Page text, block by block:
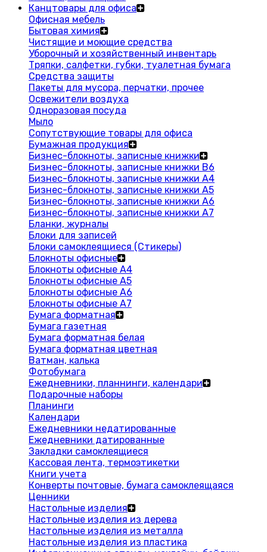
Канцтовары для офиса
Офисная мебель
Бытовая химия
Чистящие и моющие средства
Уборочный и хозяйственный инвентарь
Тряпки, салфетки, губки, туалетная бумага
Средства защиты
Пакеты для мусора, перчатки, прочее
Освежители воздуха
Одноразовая посуда
Мыло
Сопутствующие товары для офиса
Бумажная продукция
Бизнес-блокноты, записные книжки
Бизнес-блокноты, записные книжки В6
Бизнес-блокноты, записные книжки A4
Бизнес-блокноты, записные книжки А5
Бизнес-блокноты, записные книжки А6
Бизнес-блокноты, записные книжки А7
Бланки, журналы
Блоки для записей
Блоки самоклеящиеся (Стикеры)
Блокноты офисные
Блокноты офисные A4
Блокноты офисные A5
Блокноты офисные A6
Блокноты офисные A7
Бумага форматная
Бумага газетная
Бумага форматная белая
Бумага форматная цветная
Ватман, калька
Фотобумага
Ежедневники, планнинги, календари
Подарочные наборы
Планинги
Календари
Ежедневники недатированные
Ежедневники датированные
Закладки самоклеящиеся
Кассовая лента, термоэтикетки
Книги учета
Конверты почтовые, бумага самоклеящаяся
Ценники
Настольные изделия
Настольные изделия из дерева
Настольные изделия из металла
Настольные изделия из пластика